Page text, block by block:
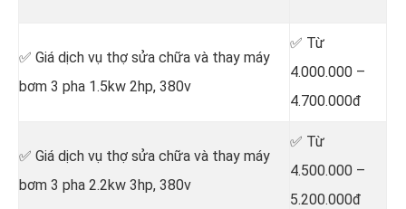
✅ Giá dịch vụ thợ sửa chữa và thay máy
bơm 3 pha 1.5kw 2hp, 380v
✅ Từ
4.000.000 –
4.700.000đ
✅ Giá dịch vụ thợ sửa chữa và thay máy
bơm 3 pha 2.2kw 3hp, 380v
✅ Từ
4.500.000 –
5.200.000đ